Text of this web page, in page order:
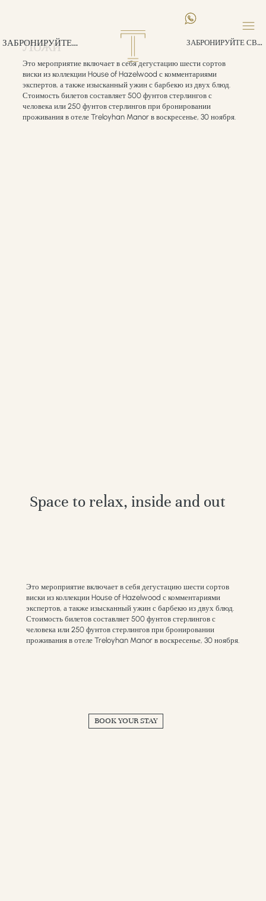
ЗАБРОНИРУЙТЕ СВОЕ ПРЕБЫВАНИЕ
ЗАБРОНИРУЙТЕ СВОЕ ПРЕБЫВАНИЕ
Ложи
Это мероприятие включает в себя дегустацию шести сортов
виски из коллекции House of Hazelwood с комментариями
экспертов, а также изысканный ужин с барбекю из двух блюд.
Стоимость билетов составляет 500 фунтов стерлингов с
человека или 250 фунтов стерлингов при бронировании
проживания в отеле Treloyhan Manor в воскресенье, 30 ноября.
Space to relax, inside and out
Это мероприятие включает в себя дегустацию шести сортов
виски из коллекции House of Hazelwood с комментариями
экспертов, а также изысканный ужин с барбекю из двух блюд.
Стоимость билетов составляет 500 фунтов стерлингов с
человека или 250 фунтов стерлингов при бронировании
проживания в отеле Treloyhan Manor в воскресенье, 30 ноября.
BOOK YOUR STAY